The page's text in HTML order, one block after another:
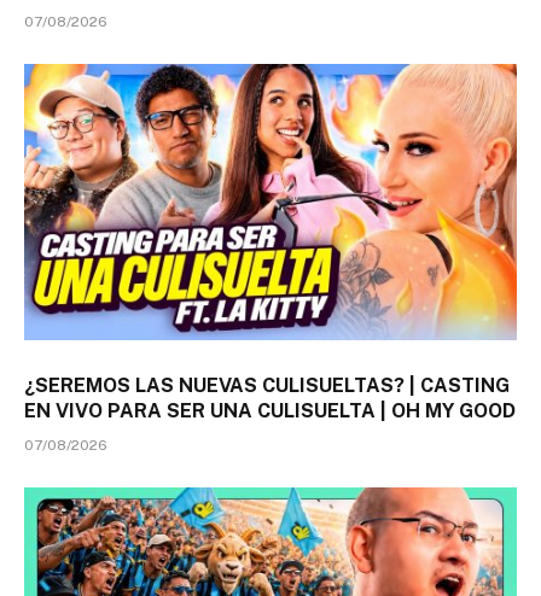
07/08/2026
¿SEREMOS LAS NUEVAS CULISUELTAS? | CASTING
EN VIVO PARA SER UNA CULISUELTA | OH MY GOOD
07/08/2026